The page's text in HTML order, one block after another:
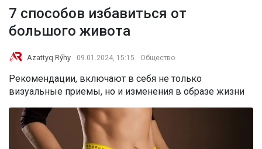
7 способов избавиться от
большого живота
Azattyq Rýhy 09.01.2024, 15:15 Общество
Рекомендации, включают в себя не только
визуальные приемы, но и изменения в образе жизни